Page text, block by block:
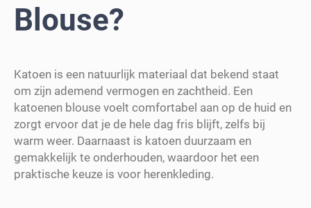
Blouse?
Katoen is een natuurlijk materiaal dat bekend staat
om zijn ademend vermogen en zachtheid. Een
katoenen blouse voelt comfortabel aan op de huid en
zorgt ervoor dat je de hele dag fris blijft, zelfs bij
warm weer. Daarnaast is katoen duurzaam en
gemakkelijk te onderhouden, waardoor het een
praktische keuze is voor herenkleding.